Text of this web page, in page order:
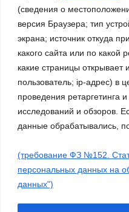
(сведения о
версия Браузера; тип
экрана; источник откуда
какого сайта или по
какие страницы открывает
пользователь; ip-адрес) в
проведения ретаргетинга
исследований и обзоров.
данные обрабатывались,
(требование ФЗ №152.
персональных данных на
данных")
Сайт работает на WordPress